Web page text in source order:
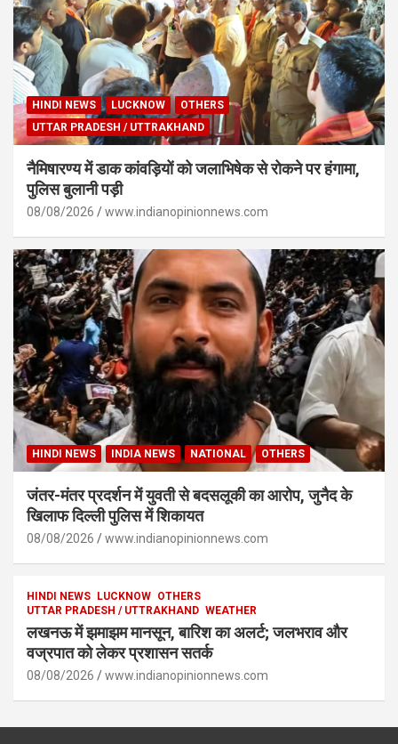
HINDI NEWS LUCKNOW
OTHERS
UTTAR PRADESH / UTTRAKHAND
नैमिषारण्य में डाक कांवड़ियों को जलाभिषेक से रोकने पर हंगामा,
पुलिस बुलानी पड़ी
08/08/2026 www.indianopinionnews.com
HINDI NEWS INDIA NEWS NATIONAL OTHERS
जंतर-मंतर प्रदर्शन में युवती से बदसलूकी का आरोप, जुनैद के
खिलाफ दिल्ली पुलिस में शिकायत
08/08/2026 www.indianopinionnews.com
HINDI NEWS LUCKNOW OTHERS
UTTAR PRADESH / UTTRAKHAND WEATHER
लखनऊ में झमाझम मानसून, बारिश का अलर्ट; जलभराव और
वज्रपात को लेकर प्रशासन सतर्क
08/08/2026 www.indianopinionnews.com